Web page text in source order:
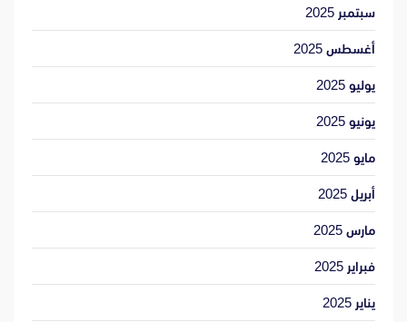
سبتمبر 2025
أغسطس 2025
يوليو 2025
يونيو 2025
مايو 2025
أبريل 2025
مارس 2025
فبراير 2025
يناير 2025